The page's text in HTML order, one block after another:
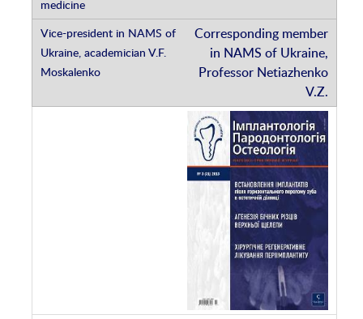
Corresponding member
in NAMS of Ukraine,
Professor Netiazhenko
V.Z.